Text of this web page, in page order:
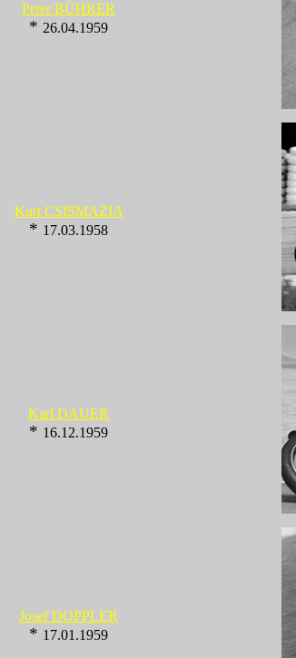
Peter BÜHRER
* 26.04.1959
Kurt CSISMAZIA
* 17.03.1958
Karl DAUER
* 16.12.1959
Josef DOPPLER
* 17.01.1959